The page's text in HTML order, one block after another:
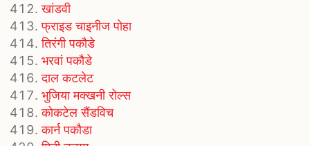
खांडवी
फ्राइड चाइनीज पोहा
तिरंगी पकौडे
भरवां पकौडे
दाल कटलेट
भुजिया मक्खनी रोल्स
कोकटेल सैंडविच
कार्न पकौडा